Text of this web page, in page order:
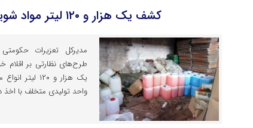
کشف یک هزار و ۱۲۰ لیتر مواد شوینده تقلبی در تبریز
مدیرکل تعزیرات
یک هزار و
واحد تولیدی متخلف با